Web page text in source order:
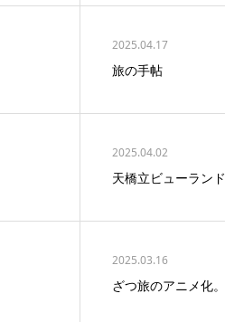
2025.04.17
旅の手帖
2025.04.02
天橋立ビューランド
2025.03.16
ざつ旅のアニメ化。